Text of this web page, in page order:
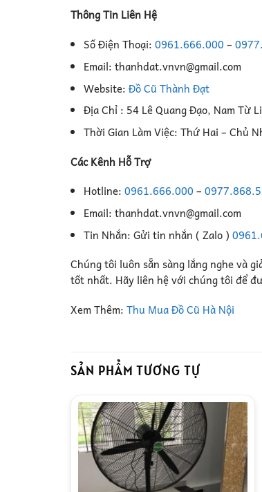
Thông Tin Liên Hệ
Số Điện Thoại:0961.666.000 –
Email: thanhdat.vnvn@gmail.com
Website:Đồ Cũ Thành Đạt
Địa Chỉ : 54 Lê Quang Đạo, Nam Từ
Thời Gian Làm Việc: Thứ Hai – Chủ
Các Kênh Hỗ Trợ
Hotline:0961.666.000 –
Email: thanhdat.vnvn@gmail.com
Tin Nhắn: Gửi tin nhắn ( Zalo )
Chúng tôi luôn sẵn sàng lắng nghe và
tốt nhất. Hãy liên hệ với chúng tôi để
Xem Thêm: Thu Mua Đồ Cũ Hà Nội
SẢN PHẨM TƯƠNG TỰ